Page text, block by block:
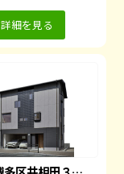
詳細を見る